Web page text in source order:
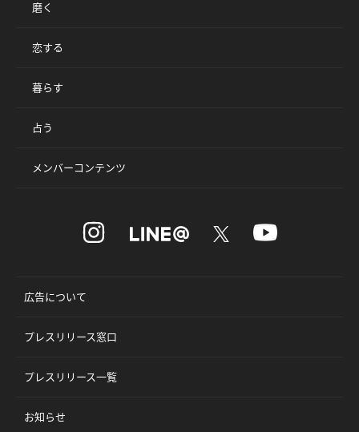
磨く
恋する
暮らす
占う
メンバーコンテンツ
広告について
プレスリリース窓口
プレスリリース一覧
お知らせ